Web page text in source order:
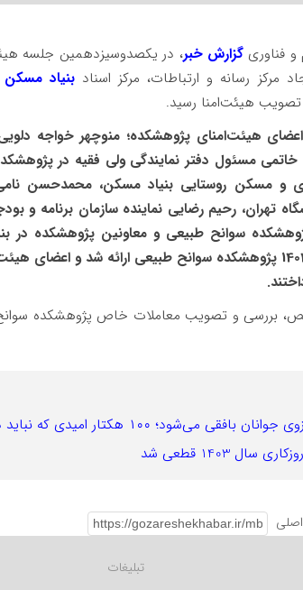
و فناوری گزارش خبر، در یکصدوسیزدهمین جلسه
بنیاد مسکن
هیئت‌امنا رسید.
هیئت‌امنای پژوهشکده؛ منوچهر خواجه
مسئول دفتر نمایندگی ولی‌ فقیه در
و مسکن روستایی بنیاد مسکن، محمدحسن نامی
تهران، رحیم رضایی نماینده سازمان برنامه و
سوانح طبیعی و معاونین پژوهشکده در
گزارش عملکرد 9ماهه سال 1404 پژوهشکده سوانح طبیعی ارائه
بررسی و تصویب معاملات خاص پژوهشکده
می‌شود؛ ۱۰۰ هکتار امیدی که نباید دود شود
1403 قطعی شد